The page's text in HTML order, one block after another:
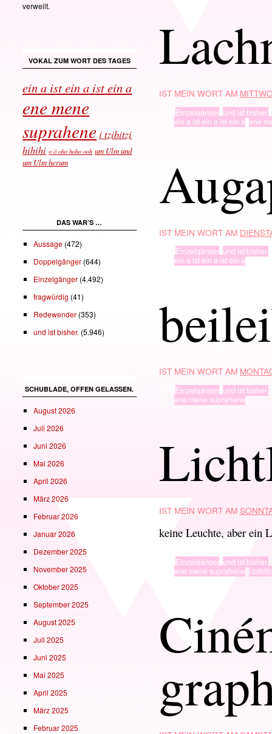
IST MEIN WORT AM
Einzelgänger, und ist bisher.
ein a ist ein a ist ein a,ene
IST MEIN WORT AM
Einzelgänger, und ist bisher.
ein a ist ein a ist ein a
IST MEIN WORT AM
Einzelgänger, und ist bisher.
ene mene suprahene
IST MEIN WORT AM
keine Leuchte, aber ein
Einzelgänger, und ist bisher.
ene mene suprahene,i
verweilt.
VOKAL ZUM WORT DES TAGES
ein a ist ein a ist ein a
ene mene
suprahene i tzibitzi
hihihi o ö oho hoho ooh um Ulm und
um Ulm herum
DAS WAR’S …
Aussage (472)
Doppelgänger (644)
Einzelgänger (4.492)
fragwürdig (41)
Redewender (353)
und ist bisher. (5.946)
SCHUBLADE, OFFEN GELASSEN.
August 2026
Juli 2026
Juni 2026
Mai 2026
April 2026
März 2026
Februar 2026
Januar 2026
Dezember 2025
November 2025
Oktober 2025
September 2025
August 2025
Juli 2025
Juni 2025
Mai 2025
April 2025
März 2025
Februar 2025